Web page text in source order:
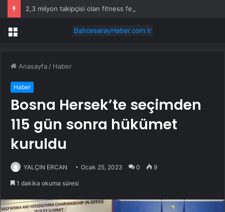
Menü
Anasayfa / Haber
Haber
Bosna Hersek’te seçimden
115 gün sonra hükümet
kuruldu
YALÇIN ERCAN Ocak 25, 2023 0 9
1 dakika okuma süresi